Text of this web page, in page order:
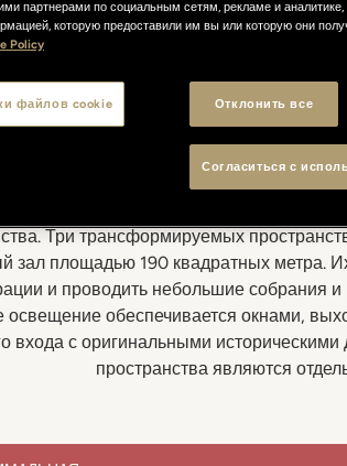
наша философия сердечного
деталями: деревянный пол,
обстановке особый уют. К этому
Три трансформируемых
зал площадью 190 квадратных метра.
и проводить небольшие собрания
освещение обеспечивается окнами,
входа с оригинальными
пространства являются
партнерами по социальным сетям, рекламе и аналитике,
которую предоставили им вы или которую они
Policy
Отклонить все
Согласиться с
файлов cookie